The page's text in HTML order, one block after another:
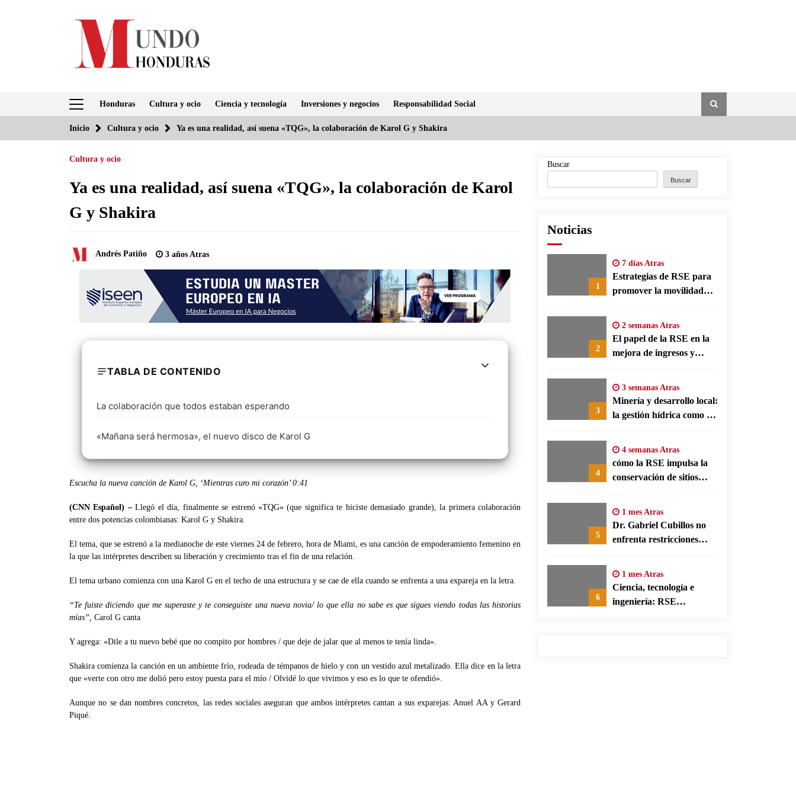
Honduras Cultura y ocio Ciencia y tecnología Inversiones y negocios Responsabilidad Social
Inicio Cultura y ocio Ya es una realidad, así suena «TQG», la colaboración de Karol G y Shakira
Cultura y ocio
Ya es una realidad, así suena «TQG», la colaboración de Karol
G y Shakira
Andrés Patiño 3 años Atras
TABLA DE CONTENIDO
La colaboración que todos estaban esperando
«Mañana será hermosa», el nuevo disco de Karol G
Escucha la nueva canción de Karol G, ‘Mientras curo mi corazón’0:41
(CNN Español) –Llegó el día, finalmente se estrenó «TQG» (que significa te hiciste demasiado grande), la primera colaboración
entre dos potencias colombianas: Karol G y Shakira.
El tema, que se estrenó a la medianoche de este viernes 24 de febrero, hora de Miami, es una canción de empoderamiento femenino en
la que las intérpretes describen su liberación y crecimiento tras el fin de una relación.
El tema urbano comienza con una Karol G en el techo de una estructura y se cae de ella cuando se enfrenta a una expareja en la letra.
“Te fuiste diciendo que me superaste y te conseguiste una nueva novia/ lo que ella no sabe es que sigues viendo todas las historias
mías”, Carol G canta
Y agrega: «Dile a tu nuevo bebé que no compito por hombres / que deje de jalar que al menos te tenía linda».
Shakira comienza la canción en un ambiente frío, rodeada de témpanos de hielo y con un vestido azul metalizado. Ella dice en la letra
que «verte con otro me dolió pero estoy puesta para el mío / Olvidé lo que vivimos y eso es lo que te ofendió».
Aunque no se dan nombres concretos, las redes sociales aseguran que ambos intérpretes cantan a sus exparejas: Anuel AA y Gerard
Piqué.
Buscar
Buscar
Noticias
1
7 días Atras
Estrategias de RSE para
promover la movilidad
fabriles alemanes
2
2 semanas Atras
El papel de la RSE en la
mejora de ingresos y
3
3 semanas Atras
Minería y desarrollo local:
la gestión hídrica como eje
4
4 semanas Atras
cómo la RSE impulsa la
conservación de sitios
5
1 mes Atras
Dr. Gabriel Cubillos no
enfrenta restricciones
6
1 mes Atras
Ciencia, tecnología e
ingeniería: RSE